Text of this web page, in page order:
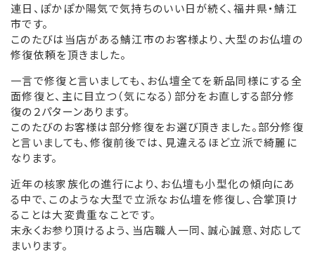
連日、ぽかぽか陽気で気持ちのいい日が続く、福井県・鯖江
市です。
このたびは当店がある鯖江市のお客様より、大型のお仏壇の
修復依頼を頂きました。
一言で修復と言いましても、お仏壇全てを新品同様にする全
面修復と、主に目立つ（気になる）部分をお直しする部分修
復の２パターンあります。
このたびのお客様は部分修復をお選び頂きました。部分修復
と言いましても、修復前後では、見違えるほど立派で綺麗に
なります。
近年の核家族化の進行により、お仏壇も小型化の傾向にあ
る中で、このような大型で立派なお仏壇を​修復し、合掌頂け
ることは大変貴重なことです。
末永くお参り頂けるよう、当店職人一同、誠心誠意、対応して
まいります。